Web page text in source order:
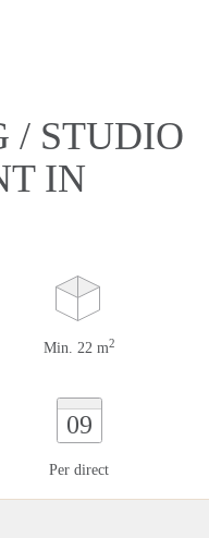
/ STUDIO
IN
Min. 22 m2
09
Per direct